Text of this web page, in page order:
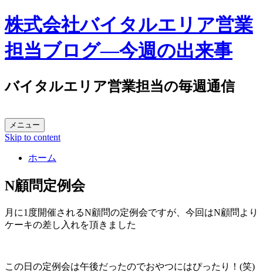
株式会社バイタルエリア営業
担当ブログ―今週の出来事
バイタルエリア営業担当の毎週通信
メニュー
Skip to content
ホーム
N顧問定例会
月に1度開催されるN顧問の定例会ですが、今回はN顧問より
ケーキの差し入れを頂きました
この日の定例会は午後だったのでおやつにはぴったり！(笑)